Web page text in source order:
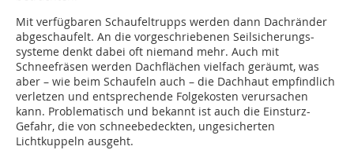
Mit verfügbaren Schaufeltrupps werden dann Dachränder
abgeschaufelt. An die vorgeschrie­benen Seilsiche­rungs­
systeme denkt dabei oft niemand mehr. Auch mit
Schneefräsen werden Dachflächen vielfach geräumt, was
aber – wie beim Schaufeln auch – die Dachhaut empfindlich
verletzen und entsprechende Folgekosten verursachen
kann. Problematisch und bekannt ist auch die Einsturz-
Gefahr, die von schneebedeckten, ungesicherten
Lichtkuppeln ausgeht.